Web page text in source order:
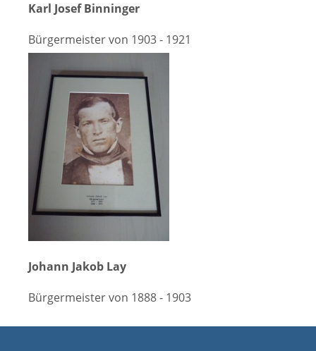
Karl Josef Binninger
Bürgermeister von 1903 - 1921
Johann Jakob Lay
Bürgermeister von 1888 - 1903